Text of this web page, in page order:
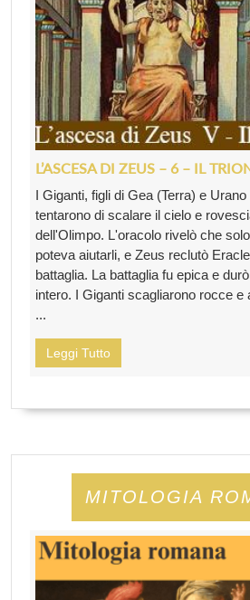
L’ASCESA DI ZEUS – 6 – IL
I Giganti, figli di Gea (Terra) e Urano
tentarono di scalare il cielo e
dell'Olimpo. L'oracolo rivelò che
poteva aiutarli, e Zeus reclutò
battaglia. La battaglia fu epica e
intero. I Giganti scagliarono rocce e
...
Leggi Tutto
MITOLOGIA